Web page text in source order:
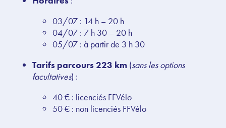
03/07 : 14 h – 20 h
04/07 : 7 h 30 – 20 h
05/07 : à partir de 3 h 30
Tarifs parcours 223 km (sans les options
facultatives) :
40 € : licenciés FFVélo
50 € : non licenciés FFVélo